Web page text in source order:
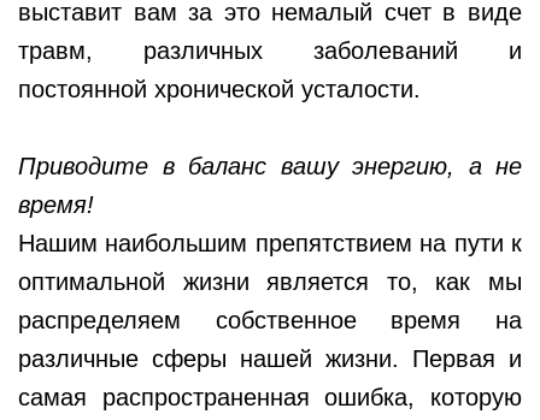
выставит вам за это немалый счет в виде
травм, различных заболеваний и
постоянной хронической усталости.
Приводите в баланс вашу энергию, а не
время!
Нашим наибольшим препятствием на пути к
оптимальной жизни является то, как мы
распределяем собственное время на
различные сферы нашей жизни. Первая и
самая распространенная ошибка, которую